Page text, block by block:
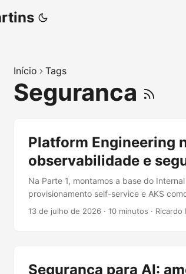
Início Tags
Seguranca
Platform Engineering
observabilidade e
Na Parte 1, montamos a base do
provisionamento self-service e AKS
camadas que deixam a plataforma
...
13 de julho de 2026 · 10 minutos · Ricardo
Segurança para AI: